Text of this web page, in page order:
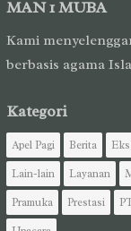
MAN 1 MUBA
Kami
berbasis agama
Kategori
Apel Pagi Berita
Lain-lain
Layanan
Pramuka
Prestasi